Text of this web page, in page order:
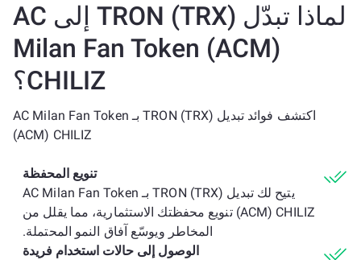
لماذا تبدّل TRON (TRX) إلى AC
Milan Fan Token (ACM)
CHILIZ؟
اكتشف فوائد تبديل TRON (TRX) بـ AC Milan Fan Token
(ACM) CHILIZ
تنويع المحفظة
يتيح لك تبديل TRON (TRX) بـ AC Milan Fan Token
(ACM) CHILIZ تنويع محفظتك الاستثمارية، مما يقلل من
المخاطر ويوسّع آفاق النمو المحتملة.
الوصول إلى حالات استخدام فريدة